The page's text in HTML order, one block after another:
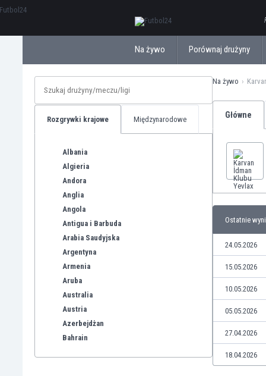
Na żywo Porównaj drużyny
Rozgrywki krajowe Międzynarodowe
Albania
Algieria
Andora
Anglia
Angola
Antigua i Barbuda
Arabia Saudyjska
Argentyna
Armenia
Aruba
Australia
Austria
Azerbejdżan
Bahrain
Na żywo
Główne
Ostatnie
24.05.2026
15.05.2026
10.05.2026
05.05.2026
27.04.2026
18.04.2026